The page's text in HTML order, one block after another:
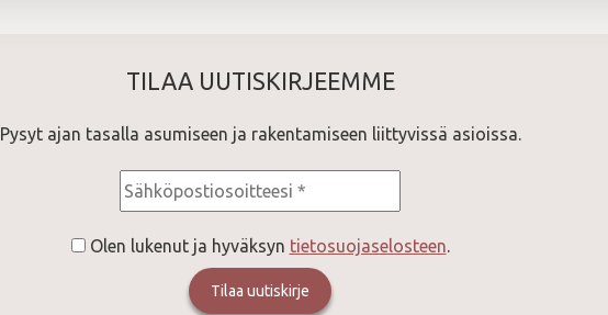
TILAA UUTISKIRJEEMME
Pysyt ajan tasalla asumiseen ja rakentamiseen liittyvissä asioissa.
Olen lukenut ja hyväksyn tietosuojaselosteen.